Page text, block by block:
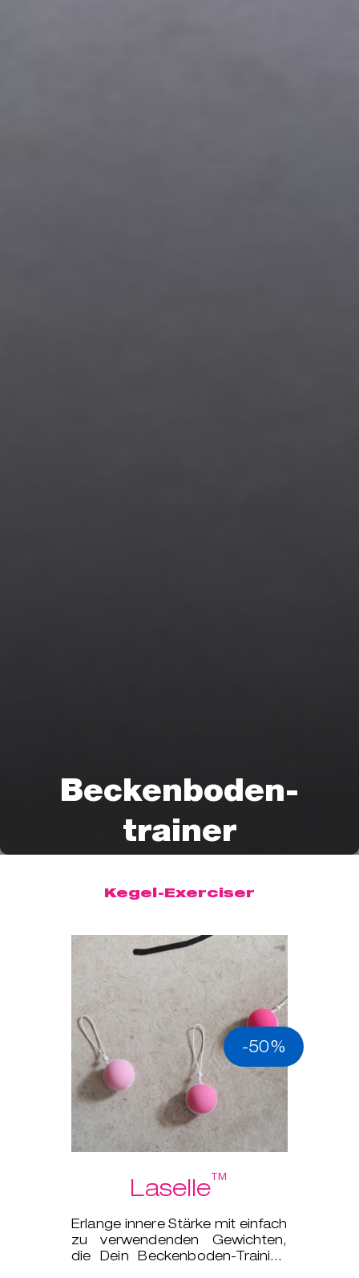
Beckenboden-
trainer
Kegel-Exerciser
-50%
Laselle™
Erlange innere Stärke mit einfach
zu verwendenden Gewichten,
die Dein Beckenboden-Training